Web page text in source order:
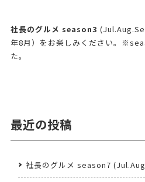
社長のグルメ season3
年8月）をお楽しみください。
た。
最近の投稿
社長のグルメ season7